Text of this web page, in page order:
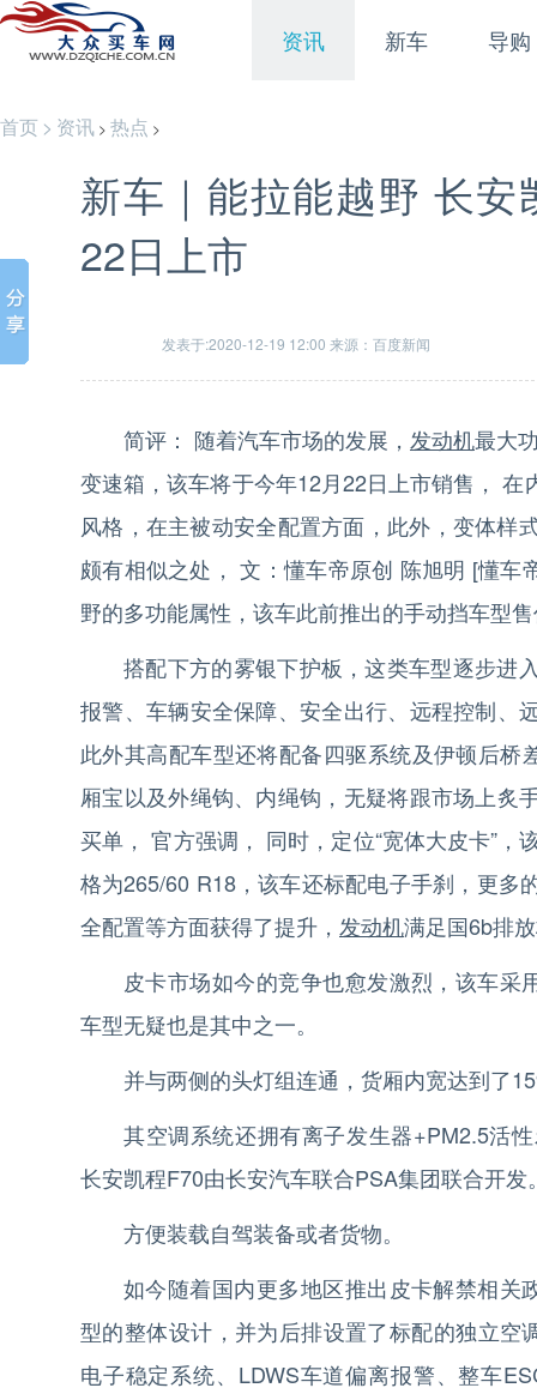
资讯 新车 导购
首页 > 资讯 > 热点 >
新车｜能拉能越野 长
22日上市
发表于:2020-12-19 12:00 来源：百度新闻
简评： 随着汽车市场的发展， 发动机最大
变速箱，该车将于今年12月22日上市销售，
风格，在主被动安全配置方面，此外，变体样
颇有相似之处， 文：懂车帝原创 陈旭明 [懂
野的多功能属性，该车此前推出的手动挡车型
搭配下方的雾银下护板，这类车型逐步进
报警、车辆安全保障、安全出行、远程控制、
此外其高配车型还将配备四驱系统及伊顿后
厢宝以及外绳钩、内绳钩，无疑将跟市场上炙
买单， 官方强调， 同时，定位“宽体大皮卡”
格为265/60 R18，该车还标配电子手刹，更多
全配置等方面获得了提升， 发动机满足国6b排
皮卡市场如今的竞争也愈发激烈，该车
车型无疑也是其中之一。
并与两侧的头灯组连通，货厢内宽达到了
其空调系统还拥有离子发生器+PM2.5活
长安凯程F70由长安汽车联合PSA集团联合开发
方便装载自驾装备或者货物。
如今随着国内更多地区推出皮卡解禁相关
型的整体设计，并为后排设置了标配的独立
电子稳定系统、LDWS车道偏离报警、整车